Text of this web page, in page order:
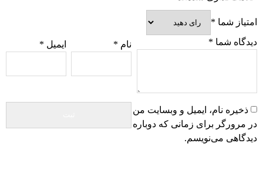
امتیاز شما *
دیدگاه شما * نام * ایمیل *
ذخیره نام، ایمیل و وبسایت من
در مرورگر برای زمانی که دوباره
دیدگاهی می‌نویسم.